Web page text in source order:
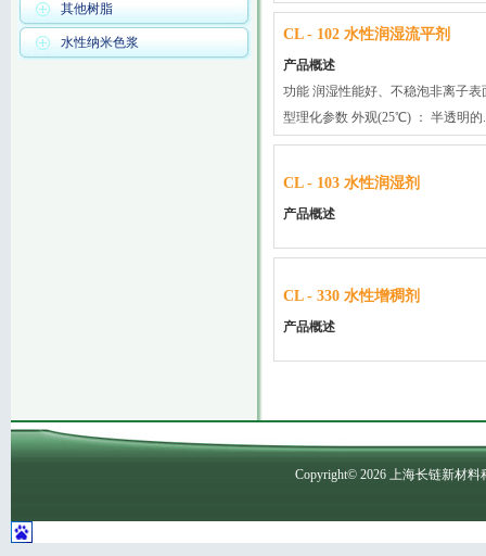
其他树脂
水性纳米色浆 CL - 102 水性润湿流平剂
产品概述
功能 润湿性能好、不稳泡非离子
型理化参数 外观(25℃) ： 半透明的
CL - 103 水性润湿剂
产品概述
CL - 330 水性增稠剂
产品概述
Copyright© 2026上海长链新材